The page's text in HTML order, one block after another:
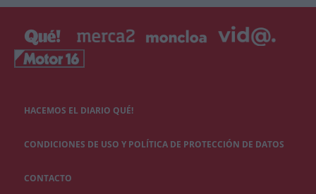
HACEMOS EL DIARIO QUÉ!
CONDICIONES DE USO Y POLÍTICA DE PROTECCIÓN DE DATOS
CONTACTO